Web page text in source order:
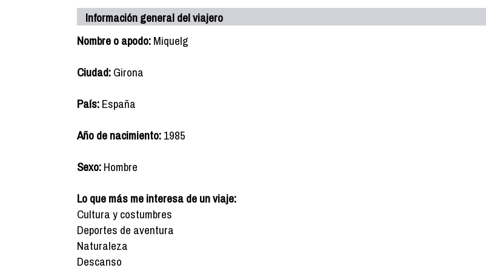
Información general del viajero
Nombre o apodo:Miquelg
Ciudad:Girona
País:España
Año de nacimiento:1985
Sexo:Hombre
Lo que más me interesa de un viaje:
Cultura y costumbres
Deportes de aventura
Naturaleza
Descanso